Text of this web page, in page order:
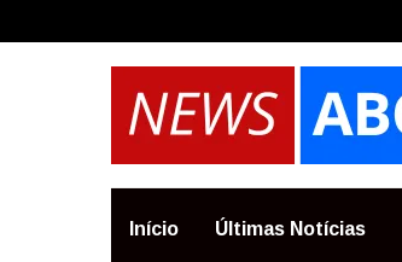
Início Últimas Notícias